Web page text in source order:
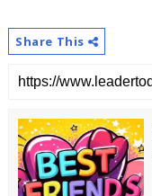
Share This